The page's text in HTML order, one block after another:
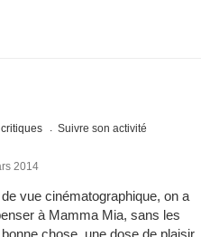
Suivre son activité
2014
vue cinématographique, on a
à Mamma Mia, sans les
chose, une dose de plaisir,